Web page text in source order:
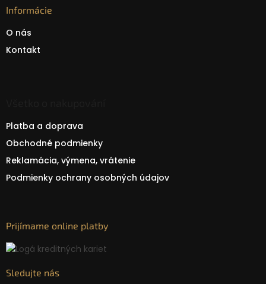
Informácie
O nás
Kontakt
Platba a doprava
Obchodné podmienky
Reklamácia, výmena, vrátenie
Podmienky ochrany osobných údajov
Prijímame online platby
Sledujte nás